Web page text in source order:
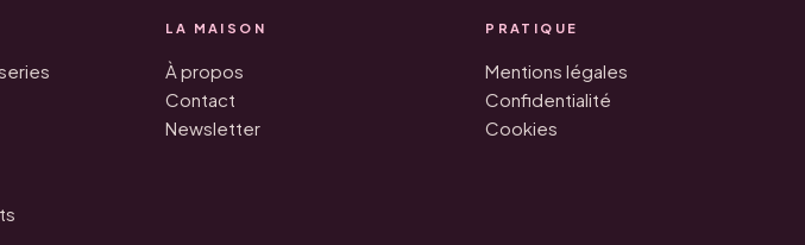
LA MAISON
À propos
Contact
Newsletter
PRATIQUE
Mentions légales
Confidentialité
Cookies